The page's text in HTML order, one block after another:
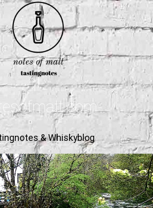
& Whiskyblog